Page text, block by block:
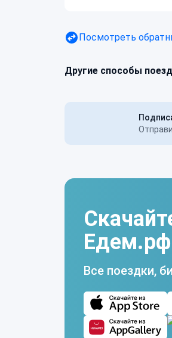
Посмотреть
Другие способы
Едем.рф
Все поездки,